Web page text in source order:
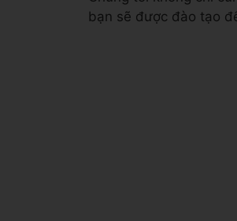
Chúng tôi không chỉ